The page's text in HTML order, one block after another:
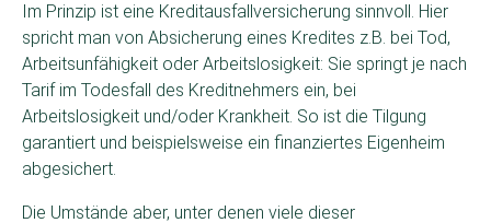
Im Prinzip ist eine Kreditausfallversicherung sinnvoll. Hier
spricht man von Absicherung eines Kredites z.B. bei Tod,
Arbeitsunfähigkeit oder Arbeitslosigkeit: Sie springt je nach
Tarif im Todesfall des Kreditnehmers ein, bei
Arbeitslosigkeit und/oder Krankheit. So ist die Tilgung
garantiert und beispielsweise ein finanziertes Eigenheim
abgesichert.
Die Umstände aber, unter denen viele dieser